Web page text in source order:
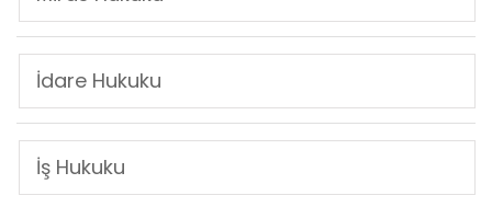
İdare Hukuku
İş Hukuku